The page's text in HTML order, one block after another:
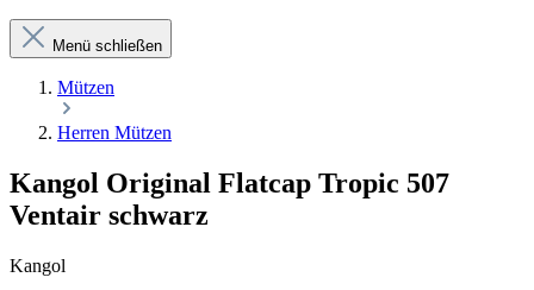
Menü schließen
Mützen
Herren Mützen
Kangol Original Flatcap Tropic 507
Ventair schwarz
Kangol